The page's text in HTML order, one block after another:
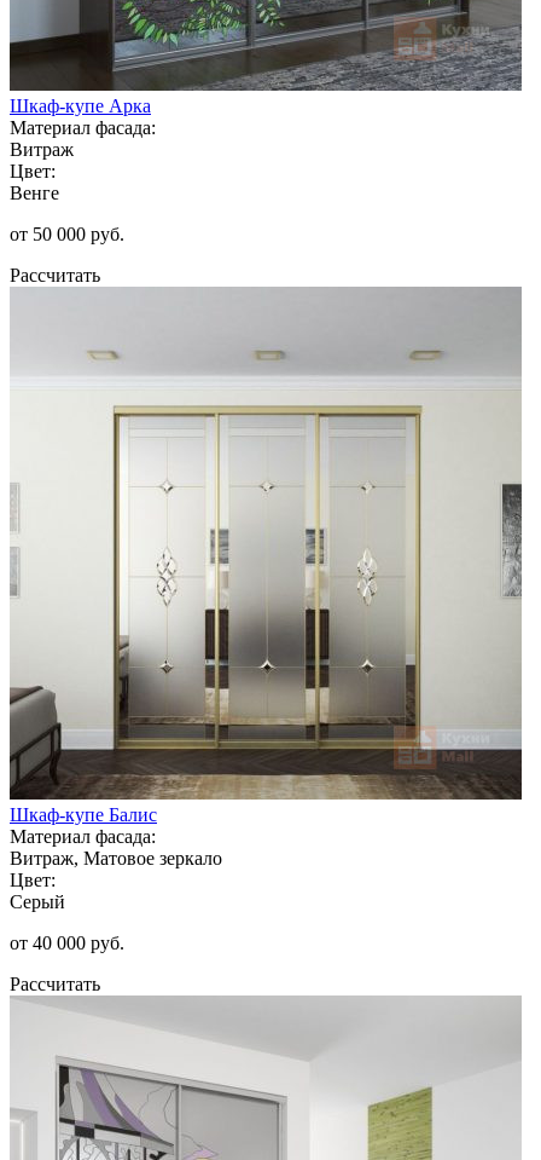
Шкаф-купе Арка
Материал фасада:
Витраж
Цвет:
Венге
от 50 000 руб.
Рассчитать
Шкаф-купе Балис
Материал фасада:
Витраж, Матовое зеркало
Цвет:
Серый
от 40 000 руб.
Рассчитать